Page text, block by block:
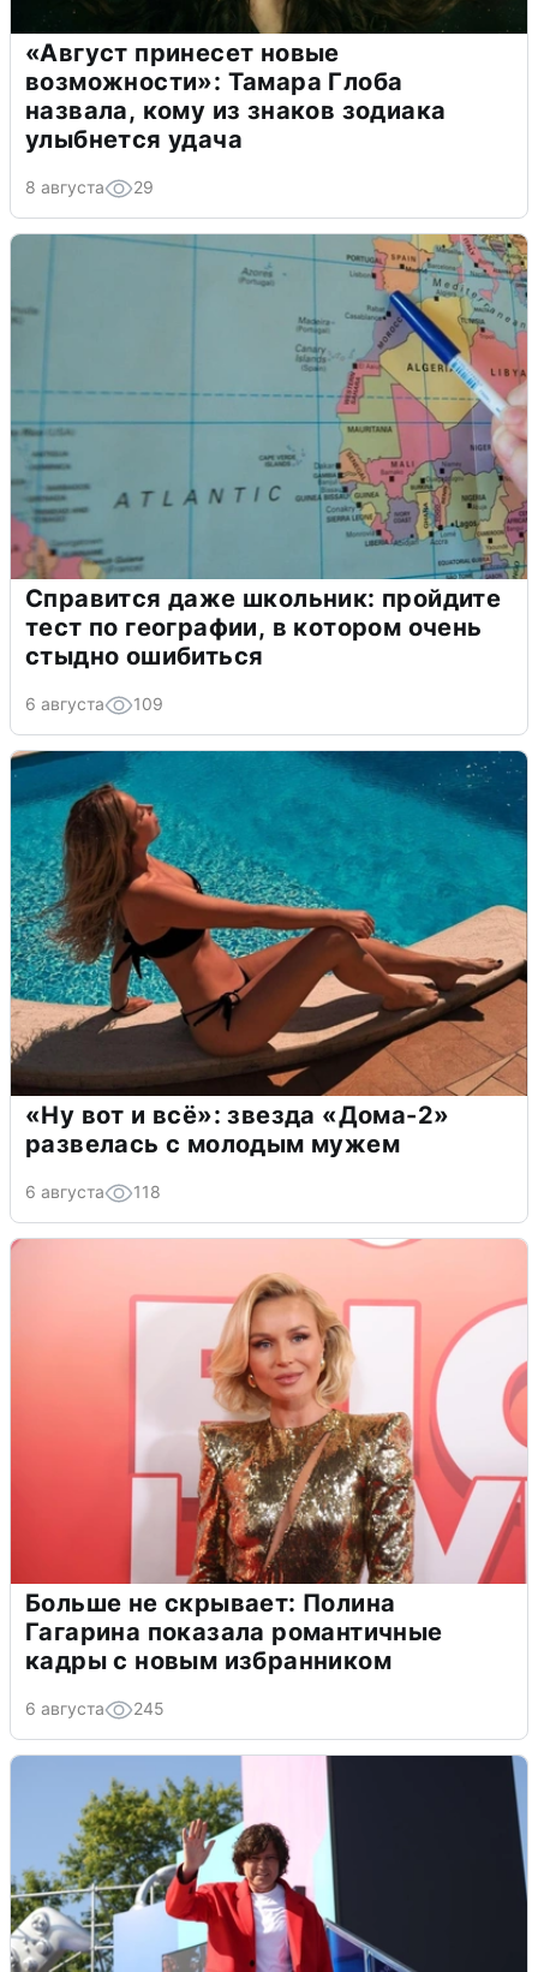
«Август принесет новые
возможности»: Тамара Глоба
назвала, кому из знаков зодиака
улыбнется удача
8 августа 29
Справится даже школьник: пройдите
тест по географии, в котором очень
стыдно ошибиться
6 августа 109
«Ну вот и всё»: звезда «Дома-2»
развелась с молодым мужем
6 августа 118
Больше не скрывает: Полина
Гагарина показала романтичные
кадры с новым избранником
6 августа 245